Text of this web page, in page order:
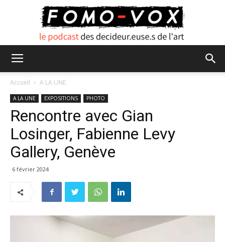
VOX
Accueil A LA UNE
A LA UNE EXPOSITIONS PHOTO
Rencontre avec Gian
Losinger, Fabienne Levy
Gallery, Genève
6 février 2024